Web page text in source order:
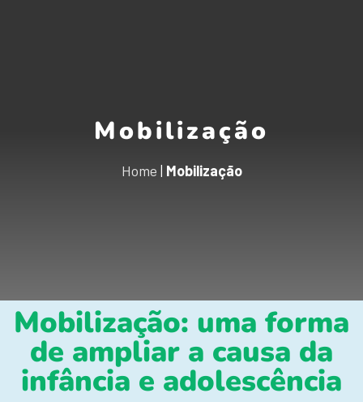
Mobilização
Home | Mobilização
Mobilização: uma forma
de ampliar a causa da
infância e adolescência